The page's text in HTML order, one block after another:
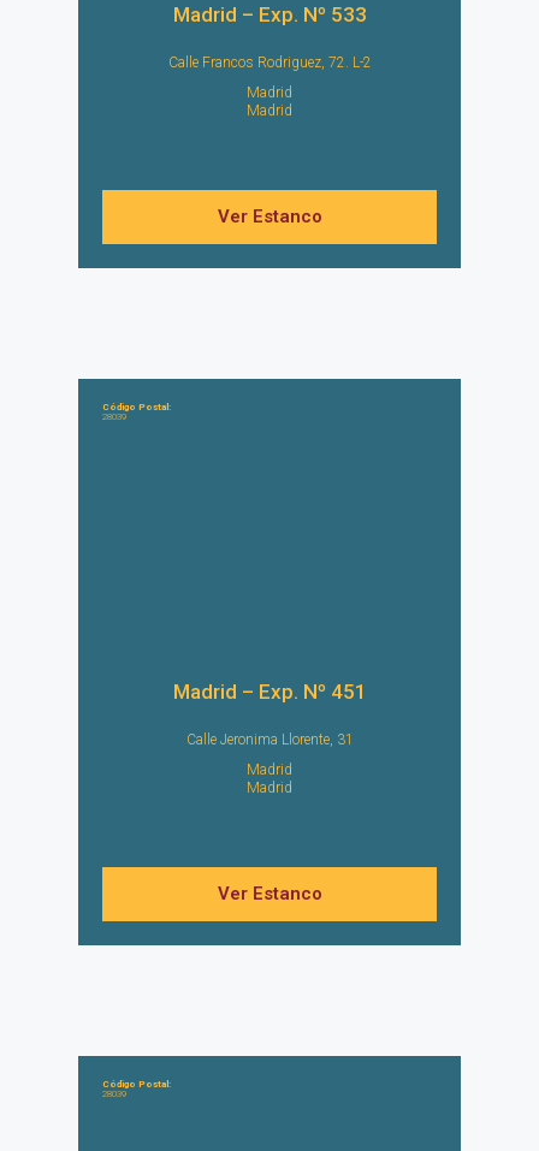
Madrid – Exp. Nº 533
Calle Francos Rodriguez, 72. L-2
Madrid
Madrid
Ver Estanco
Código Postal:
28039
Madrid – Exp. Nº 451
Calle Jeronima Llorente, 31
Madrid
Madrid
Ver Estanco
Código Postal:
28039